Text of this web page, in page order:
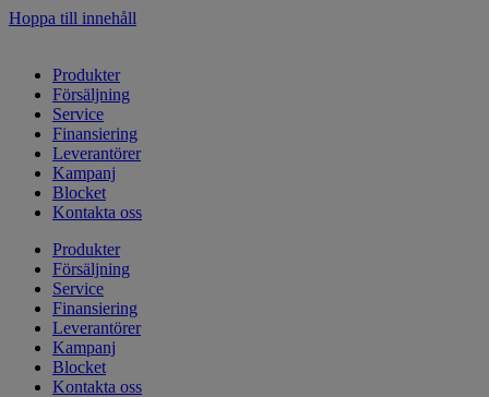
Hoppa till innehåll
Produkter
Försäljning
Service
Finansiering
Leverantörer
Kampanj
Blocket
Kontakta oss
Produkter
Försäljning
Service
Finansiering
Leverantörer
Kampanj
Blocket
Kontakta oss